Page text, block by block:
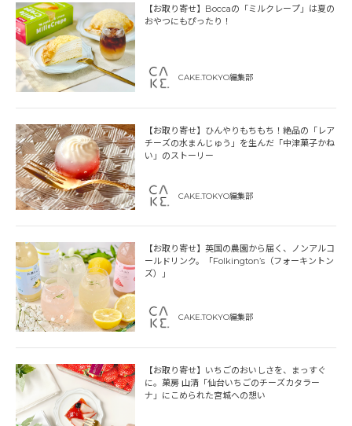
【お取り寄せ】Boccaの「ミルクレープ」は夏の
おやつにもぴったり！
CAKE.TOKYO編集部
【お取り寄せ】ひんやりもちもち！絶品の「レア
チーズの水まんじゅう」を生んだ「中津菓子かね
い」のストーリー
CAKE.TOKYO編集部
【お取り寄せ】英国の農園から届く、ノンアルコ
ールドリンク。「Folkington’s（フォーキントン
ズ）」
CAKE.TOKYO編集部
【お取り寄せ】いちごのおいしさを、まっすぐ
に。菓房 山清「仙台いちごのチーズカタラー
ナ」にこめられた宮城への想い